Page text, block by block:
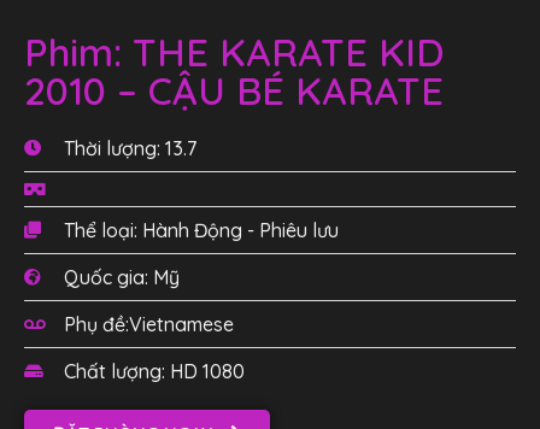
Phim: THE KARATE KID
2010 – CẬU BÉ KARATE
Thời lượng: 13.7
Thể loại: Hành Động - Phiêu lưu
Quốc gia: Mỹ
Phụ đề:Vietnamese
Chất lượng: HD 1080